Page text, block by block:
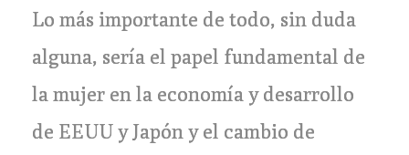
Lo más importante de todo, sin duda
alguna, sería el papel fundamental de
la mujer en la economía y desarrollo
de EEUU y Japón y el cambio de